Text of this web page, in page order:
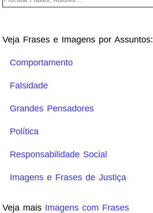
Veja Frases e Imagens por Assuntos:
Comportamento
Falsidade
Grandes Pensadores
Política
Responsabilidade Social
Imagens e Frases de Justiça
Veja mais Imagens com Frases